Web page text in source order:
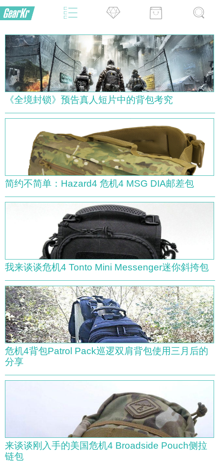
《全境封锁》预告真人短片中的背包考究
简约不简单：Hazard4 危机4 MSG DIA邮差包
我来谈谈危机4 Tonto Mini Messenger迷你斜挎包
危机4背包Patrol Pack巡逻双肩背包使用三月后的
分享
来谈谈刚入手的美国危机4 Broadside Pouch侧拉
链包